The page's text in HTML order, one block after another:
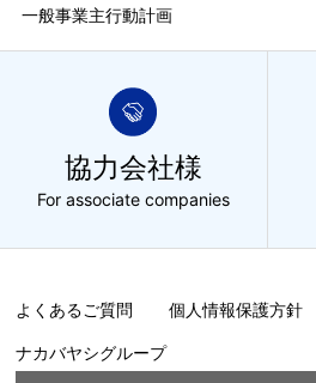
一般事業主行動計画
協力会社様
For associate companies
よくあるご質問 個人情報保護方針
ナカバヤシグループ